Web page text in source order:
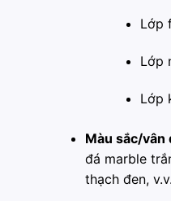
Lớp
Lớp
Lớp
Màu sắc/vân
đá marble
thạch đen, v.v.